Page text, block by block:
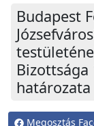
Budapest
Bizottsága
határozata
Megosztás